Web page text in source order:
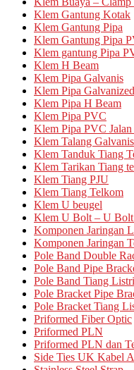
Klem Gantung Kotak
Klem Gantung Pipa
Klem Gantung Pipa
Klem gantung Pipa
Klem H Beam
Klem Pipa Galvanis
Klem Pipa
Klem Pipa H Beam
Klem Pipa PVC
Klem Pipa PVC
Klem Talang Galvanis
Klem Tanduk Tiang
Klem Tarikan Tiang
Klem Tiang PJU
Klem Tiang Telkom
Klem U beugel
Klem U Bolt – U Bolt
Komponen Jaringan
Komponen Jaringan
Pole Band Double
Pole Band Pipe
Pole Band Tiang
Pole Bracket Pipe
Pole Bracket Tiang
Priformed Fiber Optic
Priformed PLN
Priformed PLN dan
Side Ties UK Kabel